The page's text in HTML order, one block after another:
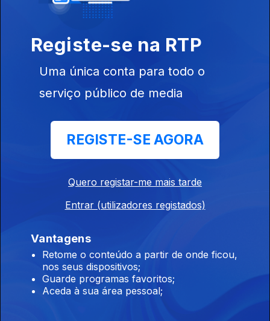
Ep. 4
Registe-se na RTP
Uma única conta para todo o
serviço público de media
REGISTE-SE AGORA
Quero registar-me mais tarde
Entrar (utilizadores registados)
Vantagens
Retome o conteúdo a partir de onde ficou,
nos seus dispositivos;
Guarde programas favoritos;
Aceda à sua área pessoal;